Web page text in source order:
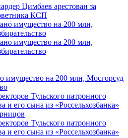
Цимбаев арестован за
КСП
имущество на 200 млн, Мосгорсуд